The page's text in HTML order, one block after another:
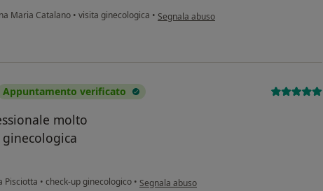
Maria Catalano • visita ginecologica • secondo l'opinione dell'utente Campo Giusy
Segnala abuso
Appuntamento verificato
molto
Pisciotta • check-up ginecologico • secondo l'opinione dell'utente Rappa Daniela
Segnala abuso